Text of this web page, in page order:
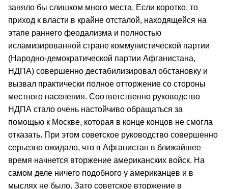
заняло бы слишком много места. Если коротко, то
приход к власти в крайне отсталой, находящейся на
этапе раннего феодализма и полностью
исламизированной стране коммунистической партии
(Народно-демократической партии Афганистана,
НДПА) совершенно дестабилизировал обстановку и
вызвал практически полное отторжение со стороны
местного населения. Соответственно руководство
НДПА стало очень настойчиво обращаться за
помощью к Москве, которая в конце концов не смогла
отказать. При этом советское руководство совершенно
серьезно ожидало, что в Афганистан в ближайшее
время начнется вторжение американских войск. На
самом деле ничего подобного у американцев и в
мыслях не было. Зато советское вторжение в